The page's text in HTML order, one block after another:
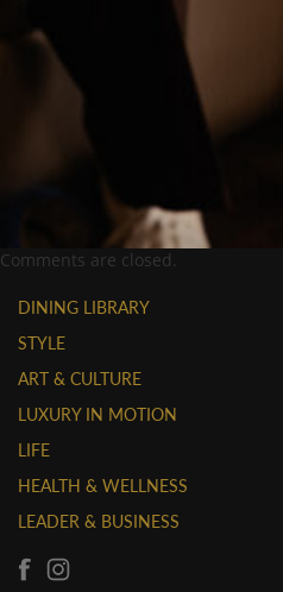
Comments are closed.
DINING LIBRARY
STYLE
ART & CULTURE
LUXURY IN MOTION
LIFE
HEALTH & WELLNESS
LEADER & BUSINESS